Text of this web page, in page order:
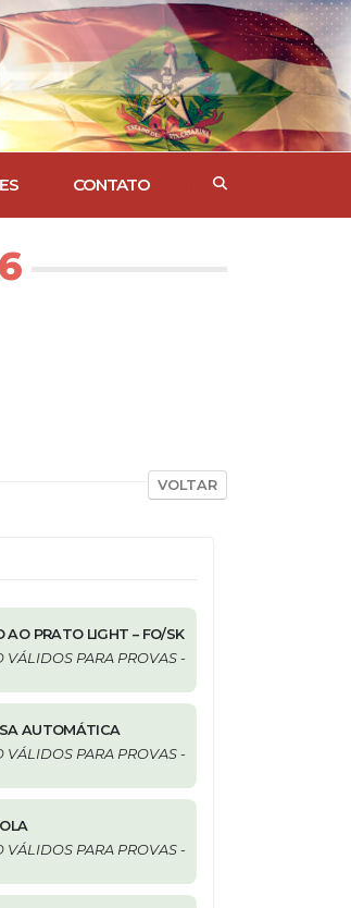
CONTATO
VOLTAR
AO PRATO LIGHT – FO/SK
VÁLIDOS PARA PROVAS -
AUTOMÁTICA
VÁLIDOS PARA PROVAS -
VÁLIDOS PARA PROVAS -